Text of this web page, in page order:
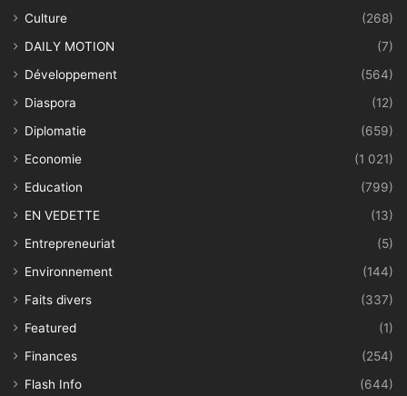
Culture
(268)
DAILY MOTION
(7)
Développement
(564)
Diaspora
(12)
Diplomatie
(659)
Economie
(1 021)
Education
(799)
EN VEDETTE
(13)
Entrepreneuriat
(5)
Environnement
(144)
Faits divers
(337)
Featured
(1)
Finances
(254)
Flash Info
(644)